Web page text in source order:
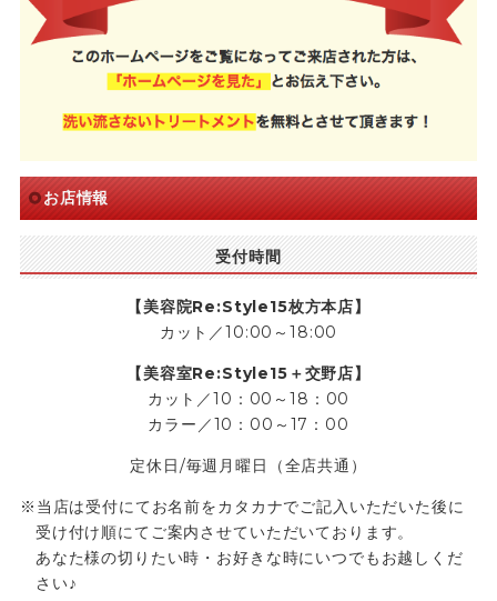
お店情報
受付時間
【美容院Re:Style15枚方本店】
カット／10:00～18:00
【美容室Re:Style15＋交野店】
カット／10：00～18：00
カラー／10：00～17：00
定休日/毎週月曜日（全店共通）
当店は受付にてお名前をカタカナでご記入いただいた後に
受け付け順にてご案内させていただいております。
あなた様の切りたい時・お好きな時にいつでもお越しくだ
さい♪